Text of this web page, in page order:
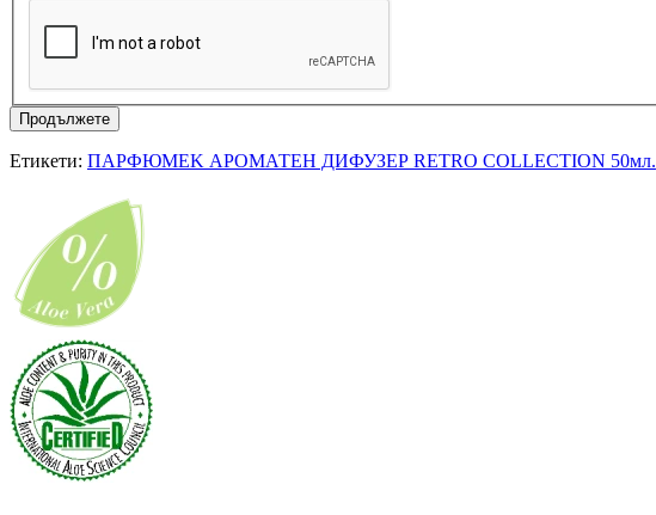
Продължете
Етикети: ПАРФЮМEK АРОМАТEН ДИФУЗЕР RETRO COLLECTION 50мл.